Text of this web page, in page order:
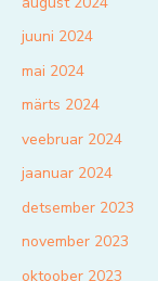
juuni 2024
mai 2024
märts 2024
veebruar 2024
jaanuar 2024
detsember 2023
november 2023
oktoober 2023